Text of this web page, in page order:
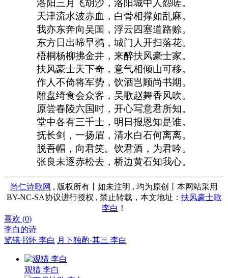
洛阳三月飞胡沙，洛阳城中人怨嗟。
天津流水波赤血，白骨相撑如乱麻。
我亦东奔向吴国，浮云四塞道路赊。
东方日出啼早鸦，城门人开扫落花。
梧桐杨柳拂金井，来醉扶风豪士家。
扶风豪士天下奇，意气相倾山可移。
作人不倚将军势，饮酒岂顾尚书期。
雕盘绮食会众客，吴歌赵舞香风吹。
原尝春陵六国时，开心写意君所知。
堂中各有三千士，明日报恩知是谁。
抚长剑，一扬眉，清水白石何离离。
脱吾帽，向君笑。饮君酒，为君吟。
张良未逐赤松去，桥边黄石知我心。
尚仁诗歌网 , 版权所有丨如未注明 , 均为原创丨本网站采用
BY-NC-SA协议进行授权 , 禁止转载，本文地址： 扶风豪士歌
李白 ！
喜欢 (0)
李白的诗
览镜书怀 李白 月下独酌·其三 李白
观猎 李白